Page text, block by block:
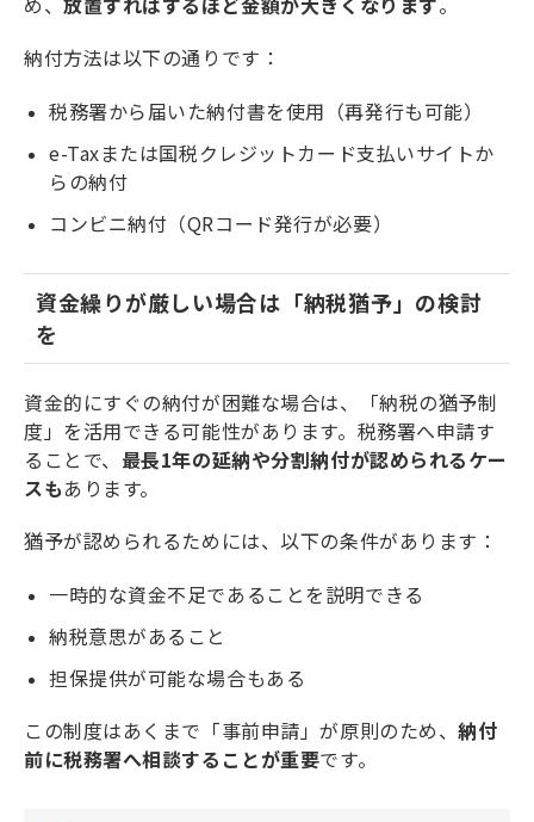
納付方法は以下の通りです：
税務署から届いた納付書を使用（再発行も可能）
e-Taxまたは国税クレジットカード支払いサイトか
らの納付
コンビニ納付（QRコード発行が必要）
資金繰りが厳しい場合は「納税猶予」の検討
を
資金的にすぐの納付が困難な場合は、「納税の猶予制
度」を活用できる可能性があります。税務署へ申請す
ることで、 最長1年の延納や分割納付が認められるケー
スもあります。
猶予が認められるためには、以下の条件があります：
一時的な資金不足であることを説明できる
納税意思があること
担保提供が可能な場合もある
この制度はあくまで「事前申請」が原則のため、納付
前に税務署へ相談することが重要です。